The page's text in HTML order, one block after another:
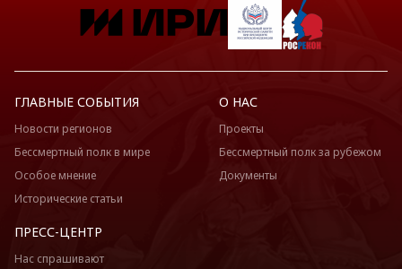
ГЛАВНЫЕ СОБЫТИЯ
Новости регионов
Бессмертный полк в мире
Особое мнение
Исторические статьи
О НАС
Проекты
Бессмертный полк за рубежом
Документы
ПРЕСС-ЦЕНТР
Нас спрашивают